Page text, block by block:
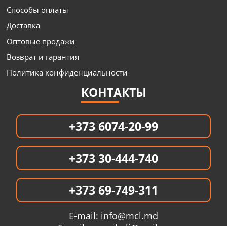
Способы оплаты
Доставка
Оптовые продажи
Возврат и гарантия
Политика конфиденциальности
КОНТАКТЫ
+373 6074-20-99
+373 30-444-740
+373 69-749-311
E-mail: info@mcl.md